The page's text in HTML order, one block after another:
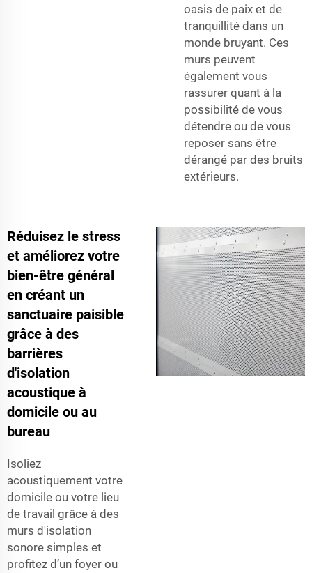
oasis de paix et de
tranquillité dans un
monde bruyant. Ces
murs peuvent
également vous
rassurer quant à la
possibilité de vous
détendre ou de vous
reposer sans être
dérangé par des bruits
extérieurs.
Réduisez le stress
et améliorez votre
bien-être général
en créant un
sanctuaire paisible
grâce à des
barrières
d'isolation
acoustique à
domicile ou au
bureau
Isoliez
acoustiquement votre
domicile ou votre lieu
de travail grâce à des
murs d'isolation
sonore simples et
profitez d’un foyer ou